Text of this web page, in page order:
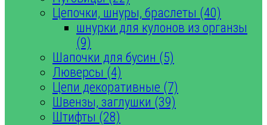
Цепочки, шнуры, браслеты (40)
шнурки для кулонов из органзы
(9)
Шапочки для бусин (5)
Люверсы (4)
Цепи декоративные (7)
Швензы, заглушки (39)
Штифты (28)